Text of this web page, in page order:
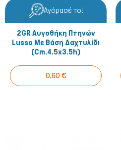
Αγόρασέ το!
2GR Αυγοθήκη Πτηνών
Lusso Με Βάση Δαχτυλίδι
(cm.4.5x3.5h)
0,60 €